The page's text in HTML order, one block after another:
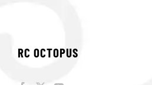
RC OCTOPUS